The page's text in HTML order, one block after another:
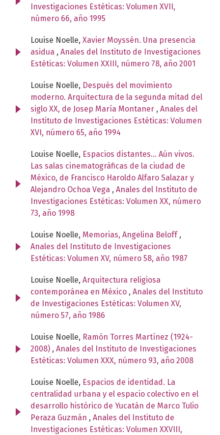
Investigaciones Estéticas: Volumen XVII,
número 66, año 1995
Louise Noelle, Xavier Moyssén. Una presencia
asidua , Anales del Instituto de Investigaciones
Estéticas: Volumen XXIII, número 78, año 2001
Louise Noelle, Después del movimiento
moderno. Arquitectura de la segunda mitad del
siglo XX, de Josep María Montaner , Anales del
Instituto de Investigaciones Estéticas: Volumen
XVI, número 65, año 1994
Louise Noelle, Espacios distantes... Aún vivos.
Las salas cinematográficas de la ciudad de
México, de Francisco Haroldo Alfaro Salazar y
Alejandro Ochoa Vega , Anales del Instituto de
Investigaciones Estéticas: Volumen XX, número
73, año 1998
Louise Noelle, Memorias, Angelina Beloff ,
Anales del Instituto de Investigaciones
Estéticas: Volumen XV, número 58, año 1987
Louise Noelle, Arquitectura religiosa
contemporánea en México , Anales del Instituto
de Investigaciones Estéticas: Volumen XV,
número 57, año 1986
Louise Noelle, Ramón Torres Martínez (1924-
2008) , Anales del Instituto de Investigaciones
Estéticas: Volumen XXX, número 93, año 2008
Louise Noelle, Espacios de identidad. La
centralidad urbana y el espacio colectivo en el
desarrollo histórico de Yucatán de Marco Tulio
Peraza Guzmán , Anales del Instituto de
Investigaciones Estéticas: Volumen XXVIII,